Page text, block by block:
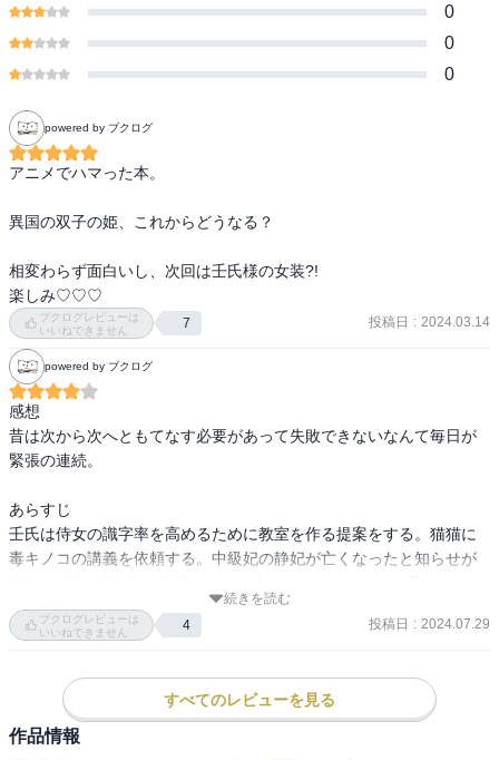
0
0
0
powered by ブクログ
アニメでハマった本。
異国の双子の姫、これからどうなる？
相変わらず面白いし、次回は壬氏様の女装?!
楽しみ♡♡♡
ブクログレビューは
いいねできません
7 投稿日 : 2024.03.14
powered by ブクログ
感想
昔は次から次へともてなす必要があって失敗できないなんて毎日が
緊張の連続。
あらすじ
壬氏は侍女の識字率を高めるために教室を作る提案をする。猫猫に
毒キノコの講義を依頼する。中級妃の静妃が亡くなったと知らせが
西方の使者をもてなす。
続きを読む
ブクログレビューは
いいねできません
4 投稿日 : 2024.07.29
すべてのレビューを見る
作品情報